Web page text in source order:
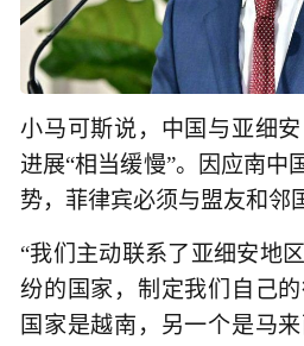
小马可斯说，中国与亚细
进展“相当缓慢”。因应南中
势，菲律宾必须与盟友和邻
“我们主动联系了亚细安地
纷的国家，制定我们自己
国家是越南，另一个是马